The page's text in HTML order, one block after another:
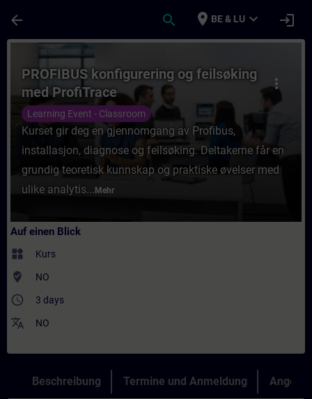
arrow_back search place BE & LU expand_more login
Kurs - PROFIBUS konfigurering og
more_vert
PROFIBUS konfigurering og feilsøking
med ProfiTrace
Learning Event - Classroom
Kurset gir deg en gjennomgang av Profibus,
installasjon, diagnose og feilsøking. Deltakerne får en
grundig teoretisk kunnskap og praktiske øvelser med
ulike analytis... Mehr
Auf einen Blick
widgets Kurs
where_to_vote NO
access_time 3 days
translate NO
Beschreibung Termine und Anmeldung Angebot